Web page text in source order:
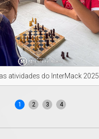
atividades do InterMack 2025
1 2 3 4